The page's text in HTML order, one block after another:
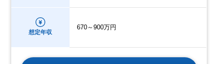
想定年収
670～900万円